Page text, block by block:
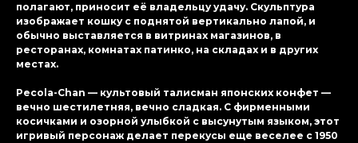
полагают, приносит её владельцу удачу. Скульптура
изображает кошку с поднятой вертикально лапой, и
обычно выставляется в витринах магазинов, в
ресторанах, комнатах патинко, на складах и в других
местах.
Pecola-Chan — культовый талисман японских конфет —
вечно шестилетняя, вечно сладкая. С фирменными
косичками и озорной улыбкой с высунутым языком, этот
игривый персонаж делает перекусы еще веселее с 1950